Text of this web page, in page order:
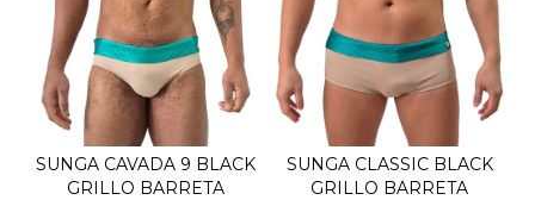
SUNGA CAVADA 9 BLACK
GRILLO BARRETA
SUNGA CLASSIC BLACK
GRILLO BARRETA